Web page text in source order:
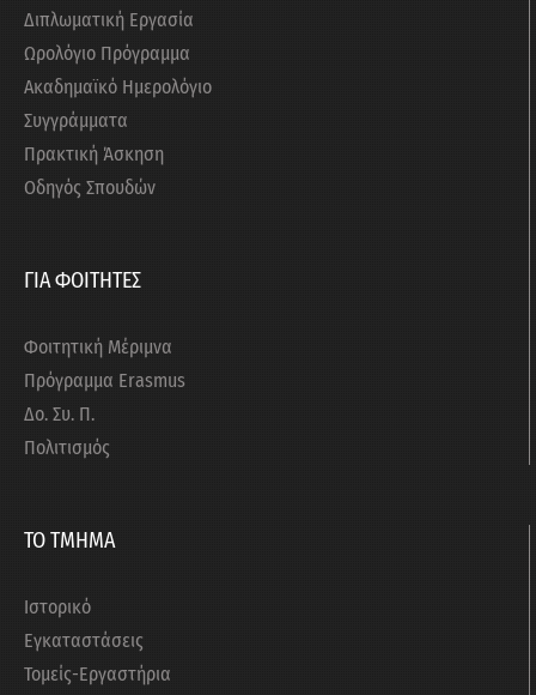
Διπλωματική Εργασία
Ωρολόγιο Πρόγραμμα
Ακαδημαϊκό Ημερολόγιο
Συγγράμματα
Πρακτική Άσκηση
Οδηγός Σπουδών
ΓΙΑ ΦΟΙΤΗΤΕΣ
Φοιτητική Μέριμνα
Πρόγραμμα Erasmus
Δο. Συ. Π.
Πολιτισμός
ΤΟ ΤΜΗΜΑ
Ιστορικό
Εγκαταστάσεις
Τομείς-Εργαστήρια